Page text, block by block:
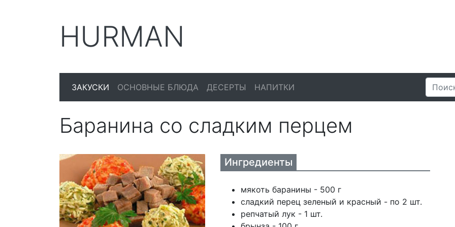
HURMAN
ЗАКУСКИ ОСНОВНЫЕ БЛЮДА ДЕСЕРТЫ НАПИТКИ
Баранина со сладким перцем
Ингредиенты
мякоть баранины - 500 г
сладкий перец зеленый и красный - по 2 шт.
репчатый лук - 1 шт.